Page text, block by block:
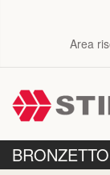
Area